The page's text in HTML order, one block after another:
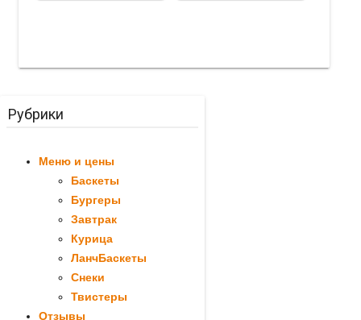
Рубрики
Меню и цены
Баскеты
Бургеры
Завтрак
Курица
ЛанчБаскеты
Снеки
Твистеры
Отзывы